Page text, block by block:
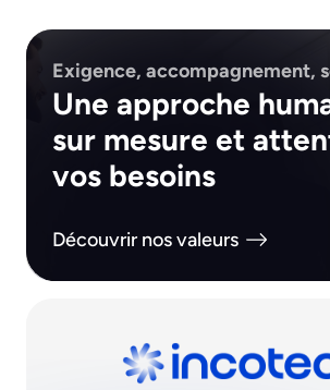
Exigence, accompagnement,
Une approche
sur mesure et
vos besoins
Découvrir nos valeurs